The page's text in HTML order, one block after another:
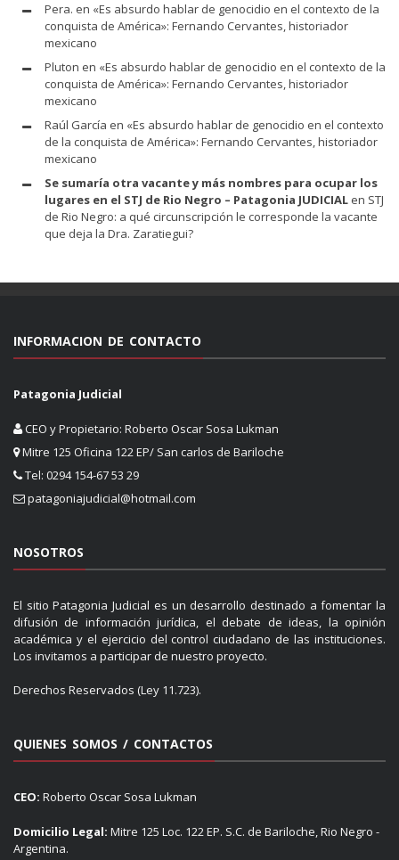
Pera. en «Es absurdo hablar de genocidio en el contexto de la
conquista de América»: Fernando Cervantes, historiador
mexicano
Pluton en «Es absurdo hablar de genocidio en el contexto de la
conquista de América»: Fernando Cervantes, historiador
mexicano
Raúl García en «Es absurdo hablar de genocidio en el contexto
de la conquista de América»: Fernando Cervantes, historiador
mexicano
Se sumaría otra vacante y más nombres para ocupar los
lugares en el STJ de Rio Negro – Patagonia JUDICIAL en STJ
de Rio Negro: a qué circunscripción le corresponde la vacante
que deja la Dra. Zaratiegui?
INFORMACION DE CONTACTO
Patagonia Judicial
CEO y Propietario: Roberto Oscar Sosa Lukman
Mitre 125 Oficina 122 EP/ San carlos de Bariloche
Tel: 0294 154-67 53 29
patagoniajudicial@hotmail.com
NOSOTROS
El sitio Patagonia Judicial es un desarrollo destinado a fomentar la
difusión de información jurídica, el debate de ideas, la opinión
académica y el ejercicio del control ciudadano de las instituciones.
Los invitamos a participar de nuestro proyecto.
Derechos Reservados (Ley 11.723).
QUIENES SOMOS / CONTACTOS
CEO: Roberto Oscar Sosa Lukman
Domicilio Legal: Mitre 125 Loc. 122 EP. S.C. de Bariloche, Rio Negro -
Argentina.